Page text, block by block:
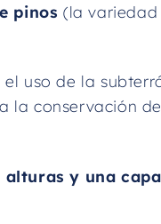
pinos (la variedad
uso de la
la conservación
y una